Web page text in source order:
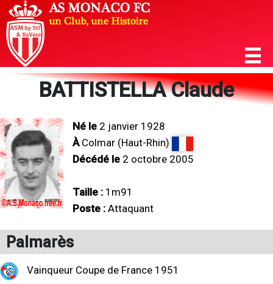
BATTISTELLA Claude
Né le 2 janvier 1928
ÀColmar (Haut-Rhin)
Décédé le 2 octobre 2005
Taille : 1m91
Poste : Attaquant
Palmarès
Vainqueur Coupe de France 1951